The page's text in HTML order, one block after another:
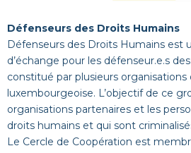
Défenseurs des Droits Humains
Défenseurs des Droits Humains est
d’échange pour les défenseur.e.s
constitué par plusieurs organisations
luxembourgeoise. L’objectif de ce
organisations partenaires et les
droits humains et qui sont
Le Cercle de Coopération est